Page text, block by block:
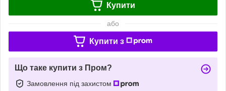
Купити
або
Купити з
Що таке купити з Пром?
Замовлення під захистом